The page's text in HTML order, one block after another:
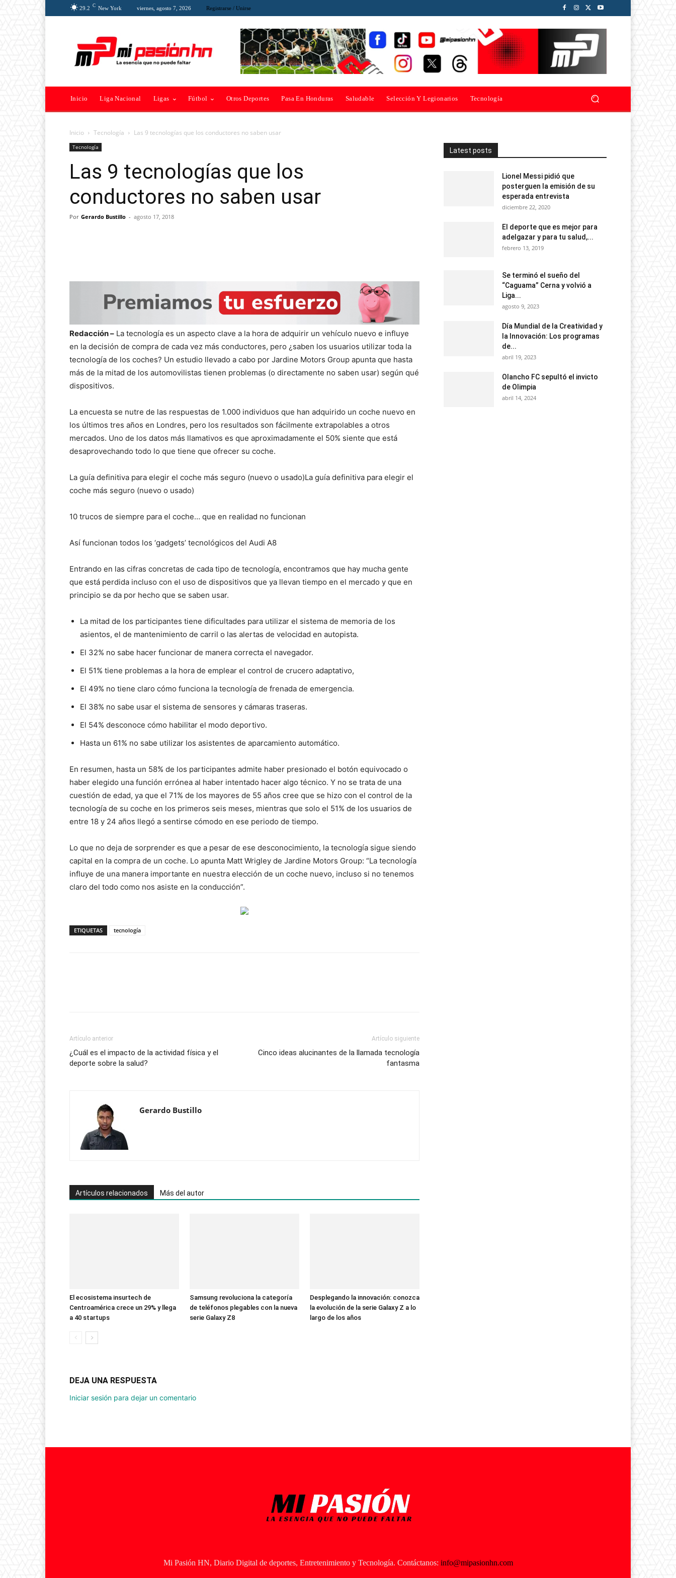
29.2 C New York viernes, agosto 7, 2026 Registrarse / Unirse
Inicio Liga Nacional Ligas Fútbol Otros Deportes Pasa En Honduras Saludable Selección Y Legionarios Tecnología
Inicio Tecnología Las 9 tecnologías que los conductores no saben usar
Tecnología
Las 9 tecnologías que los
conductores no saben usar
Por Gerardo Bustillo - agosto 17, 2018
Redacción – La tecnología es un aspecto clave a la hora de adquirir un vehículo nuevo e influye
en la decisión de compra de cada vez más conductores, pero ¿saben los usuarios utilizar toda la
tecnología de los coches? Un estudio llevado a cabo por Jardine Motors Group apunta que hasta
más de la mitad de los automovilistas tienen problemas (o directamente no saben usar) según qué
dispositivos.
La encuesta se nutre de las respuestas de 1.000 individuos que han adquirido un coche nuevo en
los últimos tres años en Londres, pero los resultados son fácilmente extrapolables a otros
mercados. Uno de los datos más llamativos es que aproximadamente el 50% siente que está
desaprovechando todo lo que tiene que ofrecer su coche.
La guía definitiva para elegir el coche más seguro (nuevo o usado)La guía definitiva para elegir el
coche más seguro (nuevo o usado)
10 trucos de siempre para el coche… que en realidad no funcionan
Así funcionan todos los ‘gadgets’ tecnológicos del Audi A8
Entrando en las cifras concretas de cada tipo de tecnología, encontramos que hay mucha gente
que está perdida incluso con el uso de dispositivos que ya llevan tiempo en el mercado y que en
principio se da por hecho que se saben usar.
La mitad de los participantes tiene dificultades para utilizar el sistema de memoria de los
asientos, el de mantenimiento de carril o las alertas de velocidad en autopista.
El 32% no sabe hacer funcionar de manera correcta el navegador.
El 51% tiene problemas a la hora de emplear el control de crucero adaptativo,
El 49% no tiene claro cómo funciona la tecnología de frenada de emergencia.
El 38% no sabe usar el sistema de sensores y cámaras traseras.
El 54% desconoce cómo habilitar el modo deportivo.
Hasta un 61% no sabe utilizar los asistentes de aparcamiento automático.
En resumen, hasta un 58% de los participantes admite haber presionado el botón equivocado o
haber elegido una función errónea al haber intentado hacer algo técnico. Y no se trata de una
cuestión de edad, ya que el 71% de los mayores de 55 años cree que se hizo con el control de la
tecnología de su coche en los primeros seis meses, mientras que solo el 51% de los usuarios de
entre 18 y 24 años llegó a sentirse cómodo en ese periodo de tiempo.
Lo que no deja de sorprender es que a pesar de ese desconocimiento, la tecnología sigue siendo
capital en la compra de un coche. Lo apunta Matt Wrigley de Jardine Motors Group: “La tecnología
influye de una manera importante en nuestra elección de un coche nuevo, incluso si no tenemos
claro del todo como nos asiste en la conducción”.
ETIQUETAS tecnología
Artículo anterior
¿Cuál es el impacto de la actividad física y el
deporte sobre la salud?
Artículo siguiente
Cinco ideas alucinantes de la llamada tecnología
fantasma
Gerardo Bustillo
Artículos relacionados Más del autor
El ecosistema insurtech de
Centroamérica crece un 29% y llega
a 40 startups
Samsung revoluciona la categoría
de teléfonos plegables con la nueva
serie Galaxy Z8
Desplegando la innovación: conozca
la evolución de la serie Galaxy Z a lo
largo de los años
DEJA UNA RESPUESTA
Iniciar sesión para dejar un comentario
Latest posts
Lionel Messi pidió que
posterguen la emisión de su
esperada entrevista
diciembre 22, 2020
El deporte que es mejor para
adelgazar y para tu salud,...
febrero 13, 2019
Se terminó el sueño del
“Caguama” Cerna y volvió a
Liga...
agosto 9, 2023
Día Mundial de la Creatividad y
la Innovación: Los programas
de...
abril 19, 2023
Olancho FC sepultó el invicto
de Olimpia
abril 14, 2024
Mi Pasión HN, Diario Digital de deportes, Entretenimiento y Tecnología. Contáctanos: info@mipasionhn.com